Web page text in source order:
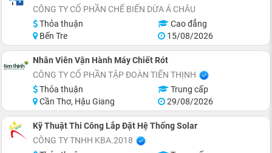
CÔNG TY CỔ PHẦN CHẾ BIẾN DỪA Á CHÂU
Thỏa thuận
Cao đẳng
Bến Tre
15/08/2026
Nhân Viên Vận Hành Máy Chiết Rót
CÔNG TY CỔ PHẦN TẬP ĐOÀN TIẾN THỊNH
Thỏa thuận
Trung cấp
Cần Thơ, Hậu Giang
29/08/2026
Kỹ Thuật Thi Công Lắp Đặt Hệ Thống Solar
CÔNG TY TNHH KBA.2018